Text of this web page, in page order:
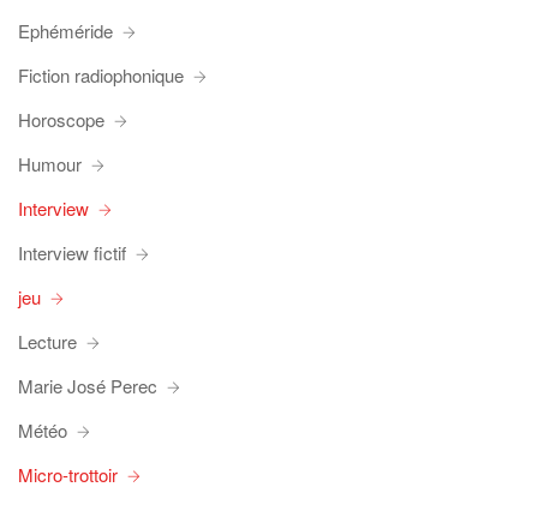
Ephéméride
Fiction radiophonique
Horoscope
Humour
Interview
Interview fictif
jeu
Lecture
Marie José Perec
Météo
Micro-trottoir